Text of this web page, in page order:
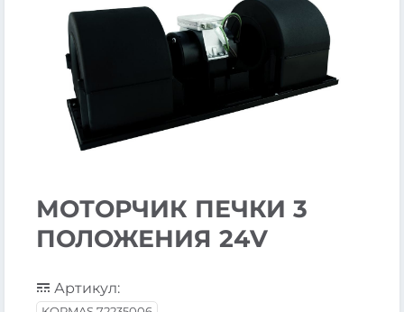
МОТОРЧИК ПЕЧКИ 3
ПОЛОЖЕНИЯ 24V
Артикул: